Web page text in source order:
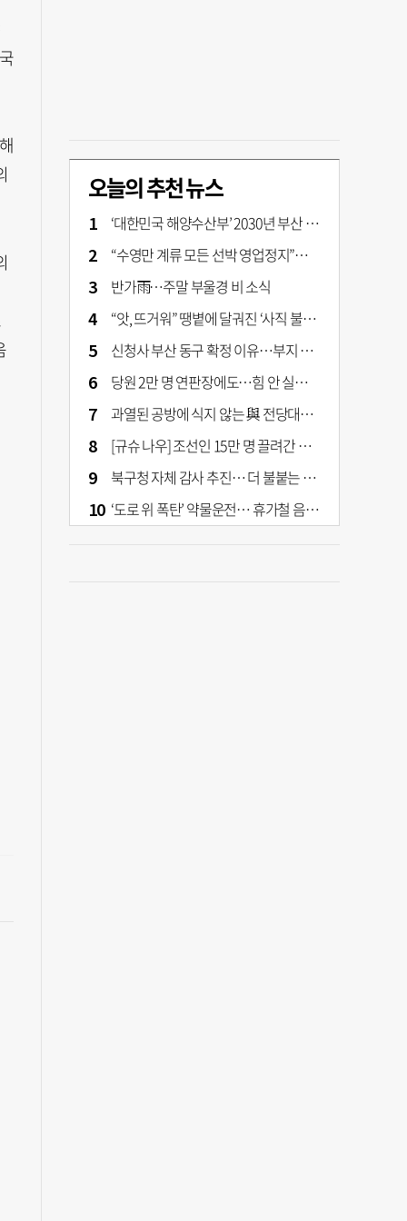
오늘의 추천 뉴스
‘대한민국 해양수산부’ 2030년 부산 북항시대 연다
“수영만 계류 모든 선박 영업정지”… 재개발 속도전
반가雨…주말 부울경 비 소식
“앗, 뜨거워” 땡볕에 달궈진 ‘사직 불가마’ 관중석 무려 70도
신청사 부산 동구 확정 이유…부지 용이성·접근성·집적 가능성이 운명 갈랐다 [해수부 북항 시대]
당원 2만 명 연판장에도…힘 안 실리는 ‘장동혁 사퇴’ 공세
과열된 공방에 식지 않는 與 전당대회… 호남·수도권 집중하는 후보들
[규슈 나우] 조선인 15만 명 끌려간 치쿠호 탄광… 대를 이은 진실 캐기
북구청 자체 감사 추진… 더 불붙는 북구 신청사 갈등
‘도로 위 폭탄’ 약물운전… 휴가철 음주와 병행 단속 [교통안전, 시민이 만든다]